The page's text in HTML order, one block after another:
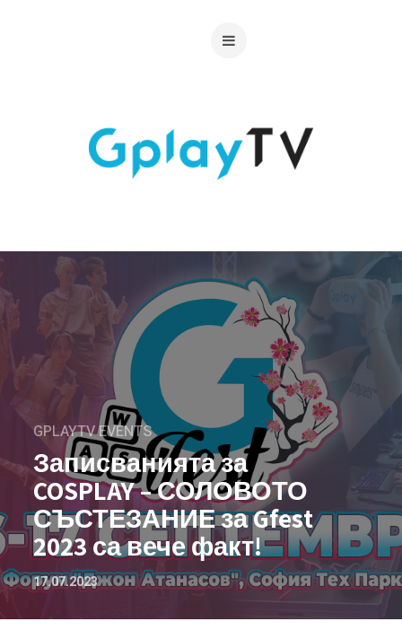
GPLAYTV EVENTS
Записванията за
COSPLAY – СОЛОВОТО
СЪСТЕЗАНИЕ за Gfest
2023 са вече факт!
17.07.2023